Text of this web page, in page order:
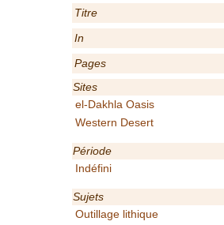
Titre
In
Pages
Sites
el-Dakhla Oasis
Western Desert
Période
Indéfini
Sujets
Outillage lithique